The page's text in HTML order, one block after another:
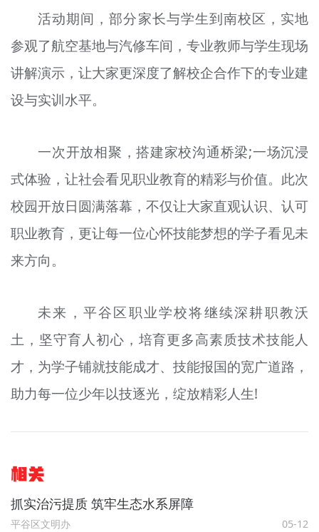
活动期间，部分家长与学生到南校区，实地
参观了航空基地与汽修车间，专业教师与学生现场
讲解演示，让大家更深度了解校企合作下的专业建
设与实训水平。
一次开放相聚，搭建家校沟通桥梁;一场沉浸
式体验，让社会看见职业教育的精彩与价值。此次
校园开放日圆满落幕，不仅让大家直观认识、认可
职业教育，更让每一位心怀技能梦想的学子看见未
来方向。
未来，平谷区职业学校将继续深耕职教沃
土，坚守育人初心，培育更多高素质技术技能人
才，为学子铺就技能成才、技能报国的宽广道路，
助力每一位少年以技逐光，绽放精彩人生!
相关
抓实治污提质 筑牢生态水系屏障
平谷区文明办 05-12